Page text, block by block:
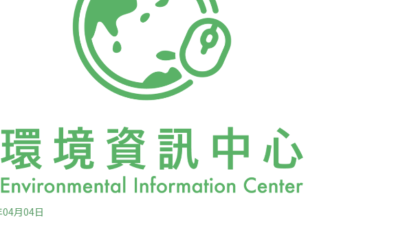
鬼斧神工，平凡遊樂區也能變成仙境。
月04日